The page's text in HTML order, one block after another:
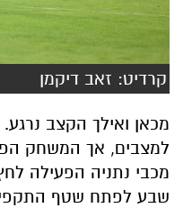
קרדיט: זאב דיקמן
מכאן ואילך הקצב
למצבים, אך המשחק
מכבי נתניה הפעילה
שבע לפתח שטף